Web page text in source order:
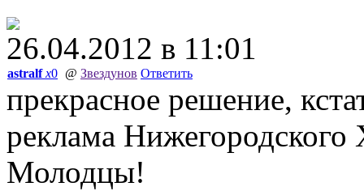
26.04.2012 в 11:01
astralf x0 @ Звездунов Ответить
прекрасное решение,
реклама
Молодцы!